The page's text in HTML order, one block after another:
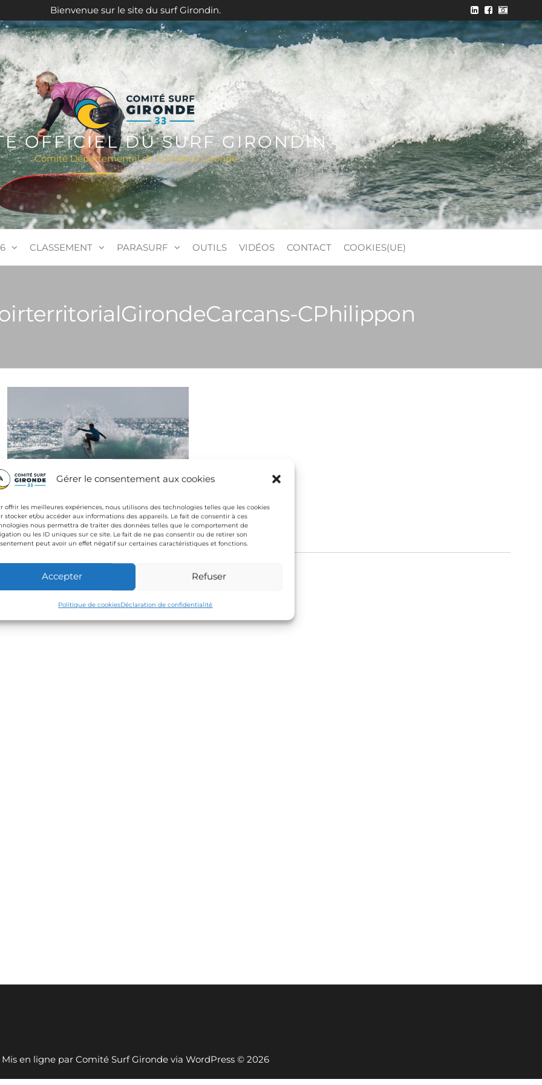
Gérer le consentement aux cookies
offrir les meilleures expériences, nous utilisons des technologies telles que les cookies
stocker et/ou accéder aux informations des appareils. Le fait de consentir à ces
nous permettra de traiter des données telles que le comportement de
ou les ID uniques sur ce site. Le fait de ne pas consentir ou de retirer son
peut avoir un effet négatif sur certaines caractéristiques et fonctions.
Accepter Refuser
Politique de cookiesDéclaration de confidentialité
Bienvenue sur le site du surf Girondin.
OFFICIEL DU SURF GIRONDIN
Comité Départemental de Surf de la Gironde
CLASSEMENT PARASURF OUTILS VIDÉOS CONTACT COOKIES(UE)
CPhilippon
CPhilippon
Mis en ligne par Comité Surf Gironde via WordPress © 2026